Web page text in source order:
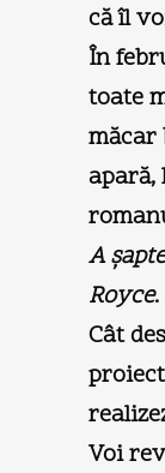
că îl
În
toate
măcar
apară,
A
Royce.
Cât
Voi